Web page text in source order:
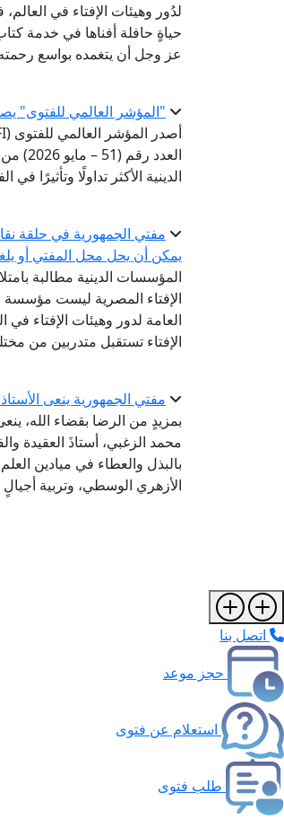
لدُور وهيئات الإفتاء في
حياةٍ حافلة أفناها في خدمة
عز وجل أن يتغمده بواسع
"المؤشر العالمي للفتوى" يصدر العدد (51) من
الدينية الأكثر تداولًا
مفتي الجمهورية في حلقة
يمكن أن يحل محل المفتي أو
المؤسسات الدينية مطالبة
الإفتاء المصرية ليست مؤسسة
الإفتاء تستقبل متدربين من
مفتي الجمهورية ينعى
بمزيدٍ من الرضا بقضاء الله،
محمد الزغبي، أستاذَ العقيدة
بالبذل والعطاء في ميادين
الأزهري الوسطي، وتربية
اتصل بنا
حجز موعد
استعلام عن فتوى
طلب فتوى